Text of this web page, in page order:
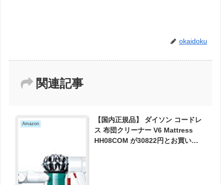
okaidoku
関連記事
Amazon
【国内正規品】 ダイソン コードレ
ス 布団クリーナー V6 Mattress
HH08COM が30822円とお買い